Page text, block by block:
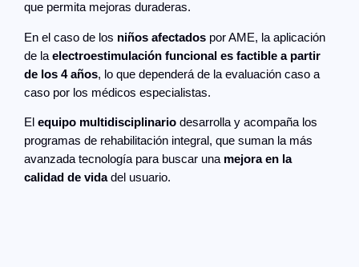
que permita mejoras duraderas.
En el caso de los niños afectados por AME, la aplicación
de laelectroestimulación funcional es factible a partir
de los 4 años, lo que dependerá de la evaluación caso a
caso por los médicos especialistas.
Elequipo multidisciplinario desarrolla y acompaña los
programas de rehabilitación integral, que suman la más
avanzada tecnología para buscar una mejora en la
calidad de vidadel usuario.